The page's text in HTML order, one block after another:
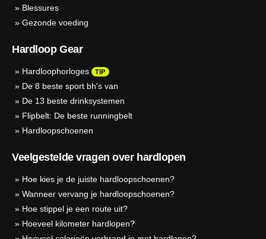
» Blessures
» Gezonde voeding
Hardloop Gear
» Hardloophorloges TIP
» De 8 beste sport bh's van
» De 13 beste drinksystemen
» Flipbelt: De beste runningbelt
» Hardloopschoenen
Veelgestelde vragen over hardlopen
» Hoe kies je de juiste hardloopschoenen?
» Wanneer vervang je hardloopschoenen?
» Hoe stippel je een route uit?
» Hoeveel kilometer hardlopen?